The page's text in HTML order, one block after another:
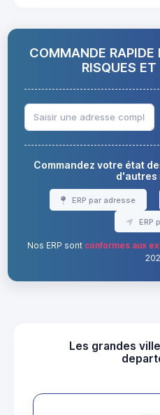
COMMANDE RAPIDE
RISQUES
Commandez votre état
d'autres
ERP par adresse
ERP
Nos ERP sont conformes aux
Les grandes